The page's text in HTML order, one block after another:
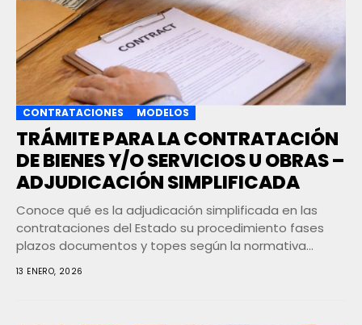
CONTRATACIONES MODELOS
TRÁMITE PARA LA CONTRATACIÓN
DE BIENES Y/O SERVICIOS U OBRAS –
ADJUDICACIÓN SIMPLIFICADA
Conoce qué es la adjudicación simplificada en las
contrataciones del Estado su procedimiento fases
plazos documentos y topes según la normativa
13 ENERO, 2026